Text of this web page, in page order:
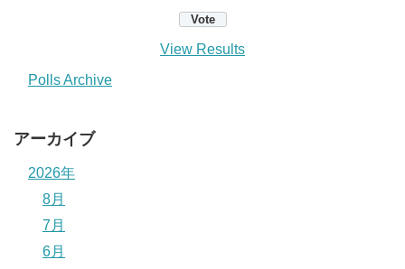
View Results
Polls Archive
アーカイブ
2026年
8月
7月
6月